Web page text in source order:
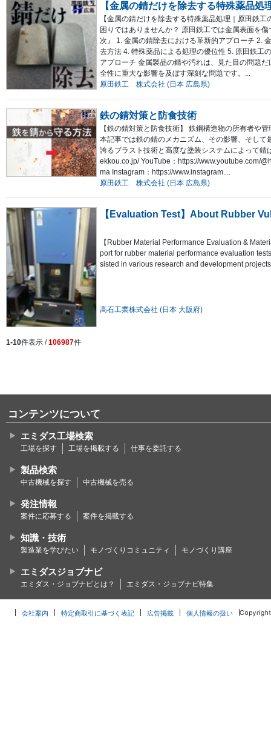
【金属の錆だけを除去する特殊薬品
【金属の錆だけを除去する特殊薬品処理｜原田鉄
困りではありませんか？ 原田鉄工では金属表面を
次』 1. 金属の錆除去における革新的アプローチ 2.
去方法 4. 特殊薬品による処理の優位性 5. 原田鉄工
アプローチ 金属製品の錆や汚れは、見た目の問題
全性に重大な影響を及ぼす深刻な問題です。...
原田鉄工 株式会社 (日本 広島県)
鉄の錆対策と防食技術
【鉄の錆対策と防食技術】 鉄鋼構造物の所有者や
本記事では鉄の錆のメカニズム、その影響、そし
誇るブラスト技術と高度な塗装システムによって
ekkou.co.jp/ YouTube：https://www.youtube.com/
ma Instagram：https://www.instagram....
原田鉄工 株式会社 (日本 広島県)
【Evaluation Test】About Rubber
【Rubber Material Performance Evaluation &
port for rubber material performance evaluation
sisted in various research and development
高石工業株式会社 (日本 大阪府)
1-10件表示 /106987件
コンテンツについて
エミダス工場検索
工場を探す 工場を掲載する 仕事を委託する
製品検索
中古機械を探す 中古機械を売る
発注情報
案件に応募する 案件を掲載する
知識・技術
製造業を学びたい モノづくりコミュニティ モノづくり講座
エミダスジョブナビ
エミダス・ジョブナビとは？ エミダス・ジョブナビ特集
会社案内 特定商取引に基づく表記 広告掲載 個人情報の扱い